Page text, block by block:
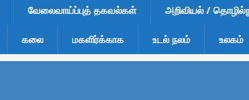
வேலைவாய்ப்புத் தகவல்கள் அறிவியல் /
கலை மகளிர்க்காக உடல் நலம் உலகம்